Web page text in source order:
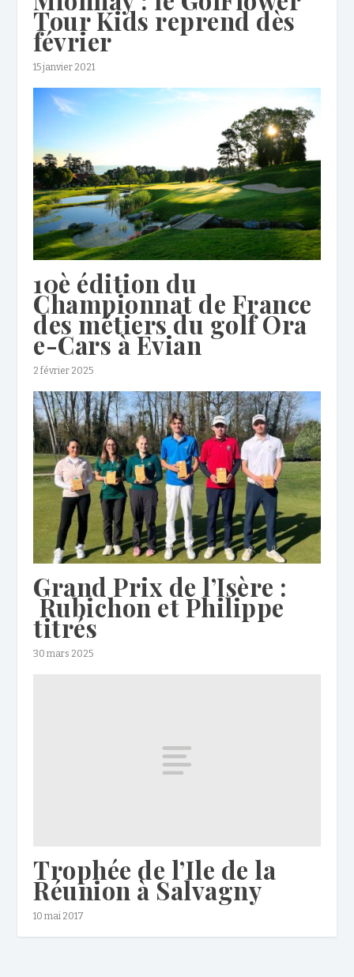
Tour Kids reprend dès
février
15 janvier 2021
10è édition du
Championnat de France
des métiers du golf Ora
e-Cars à Evian
2 février 2025
Grand Prix de l’Isère :
Rubichon et Philippe
titrés
30 mars 2025
Trophée de l’Ile de la
Réunion à Salvagny
10 mai 2017